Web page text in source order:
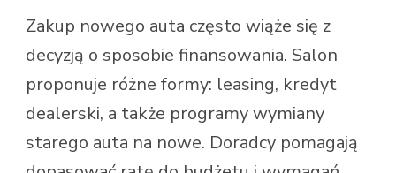
Zakup nowego auta często wiąże się z
decyzją o sposobie finansowania. Salon
proponuje różne formy: leasing, kredyt
dealerski, a także programy wymiany
starego auta na nowe. Doradcy pomagają